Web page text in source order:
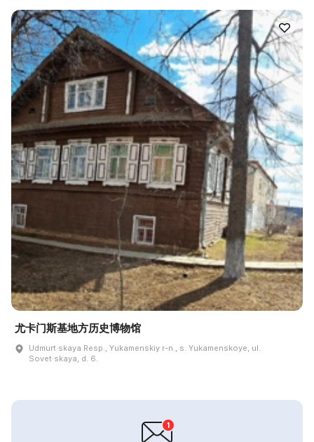
尤卡门斯基地方历史博物馆
Udmurt·skaya Resp., Yukamenskiy r-n., s. Yukamenskoye, ul.
Sovet·skaya, d. 6.